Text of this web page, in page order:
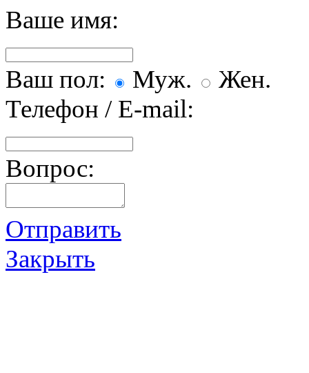
Ваше имя:
Ваш пол: Муж.
Жен.
Телефон / E-mail:
Вопрос:
Отправить
Закрыть